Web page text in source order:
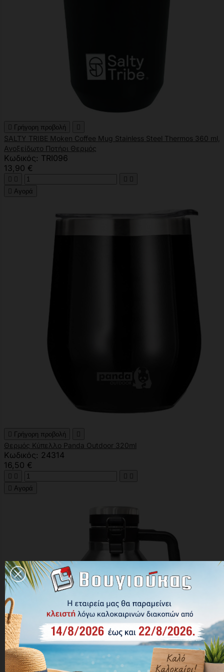
 Γρήγορη προβολή 
SALTY TRIBE Moken Coffee Mug Stainless Steel Thermos 360 ml,
Ανοξείδωτο Ποτήρι Θερμός
Κωδικός: TRI096
13,90 €
   
 Αγορά
 Γρήγορη προβολή 
Θερμός Κύπελλο Panda Outdoor 320ml
Κωδικός: 24314
16,50 €
   
 Αγορά